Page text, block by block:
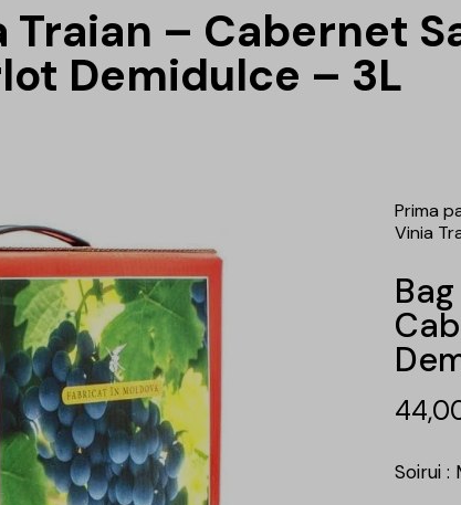
Traian – Cabernet
Demidulce – 3L
Prima
Vinia
Soirui :